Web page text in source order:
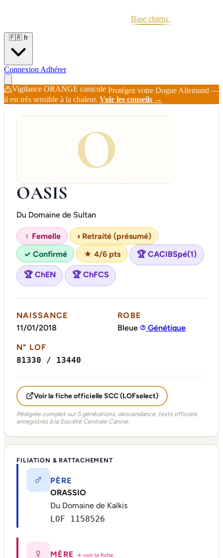
Base chiens
🇫🇷 fr
Connexion Adhérer
Vigilance ORANGE canicule Protégez votre Dogue Allemand —
il est très sensible à la chaleur. Voir les conseils →
O
OASIS
Du Domaine de Sultan
♀ Femelle ◐ Retraité (présumé)
✓ Confirmé
★ 4/6 pts 🏆 CACIBSpé(1)
🏆 ChEN 🏆 ChFCS
NAISSANCE
11/01/2018
ROBE
Bleue
Génétique
N° LOF
81330 / 13440
Voir la fiche officielle SCC (LOFselect)
Pédigrée complet sur 5 générations, descendance, tests officiels
enregistrés à la Société Centrale Canine.
FILIATION & RATTACHEMENT
♂
PÈRE
ORASSIO
Du Domaine de Kalkis
LOF 1158526
♀ MÈRE → voir la fiche